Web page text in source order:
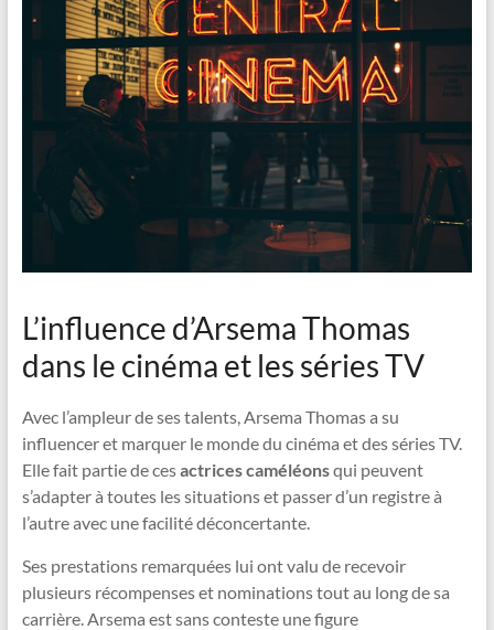
L’influence d’Arsema Thomas
dans le cinéma et les séries TV
Avec l’ampleur de ses talents, Arsema Thomas a su
influencer et marquer le monde du cinéma et des séries TV.
Elle fait partie de cesactrices caméléonsqui peuvent
s’adapter à toutes les situations et passer d’un registre à
l’autre avec une facilité déconcertante.
Ses prestations remarquées lui ont valu de recevoir
plusieurs récompenses et nominations tout au long de sa
carrière. Arsema est sans conteste une figure